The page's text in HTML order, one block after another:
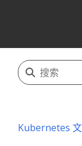
Kubernetes